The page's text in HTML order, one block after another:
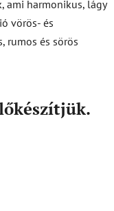
ami harmonikus, lágy
vörös- és
rumos és sörös